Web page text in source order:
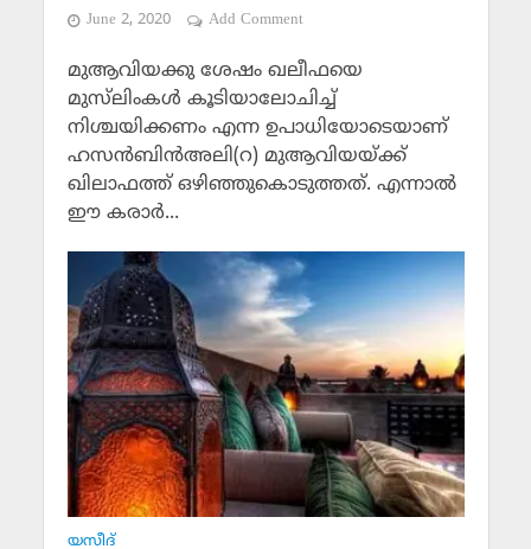
June 2, 2020 Add Comment
മുആവിയക്കു ശേഷം ഖലീഫയെ
മുസ്‌ലിംകള്‍ കൂടിയാലോചിച്ച്
നിശ്ചയിക്കണം എന്ന ഉപാധിയോടെയാണ്
ഹസന്‍ബിന്‍അലി(റ) മുആവിയയ്ക്ക്
ഖിലാഫത്ത് ഒഴിഞ്ഞുകൊടുത്തത്. എന്നാല്‍
ഈ കരാര്‍...
യസീദ്‌